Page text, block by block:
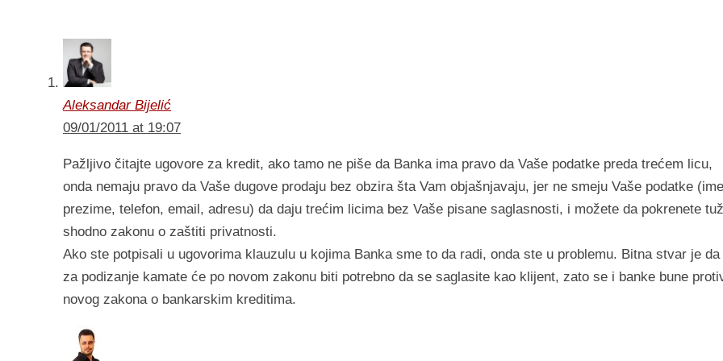
Aleksandar Bijelić
09/01/2011 at 19:07
Pažljivo čitajte ugovore za kredit, ako tamo ne piše da Banka ima pravo da Vaše podatke preda trećem licu,
onda nemaju pravo da Vaše dugove prodaju bez obzira šta Vam objašnjavaju, jer ne smeju Vaše podatke
prezime, telefon, email, adresu) da daju trećim licima bez Vaše pisane saglasnosti, i možete da pokrenete
shodno zakonu o zaštiti privatnosti.
Ako ste potpisali u ugovorima klauzulu u kojima Banka sme to da radi, onda ste u problemu. Bitna stvar je da
za podizanje kamate će po novom zakonu biti potrebno da se saglasite kao klijent, zato se i banke bune
novog zakona o bankarskim kreditima.